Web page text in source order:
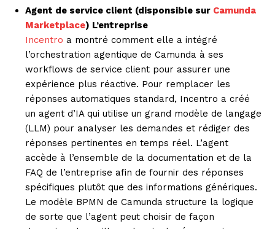
Agent de service client (disponsible sur Camunda
Marketplace) L’entreprise
Incentro a montré comment elle a intégré
l’orchestration agentique de Camunda à ses
workflows de service client pour assurer une
expérience plus réactive. Pour remplacer les
réponses automatiques standard, Incentro a créé
un agent d’IA qui utilise un grand modèle de langage
(LLM) pour analyser les demandes et rédiger des
réponses pertinentes en temps réel. L’agent
accède à l’ensemble de la documentation et de la
FAQ de l’entreprise afin de fournir des réponses
spécifiques plutôt que des informations génériques.
Le modèle BPMN de Camunda structure la logique
de sorte que l’agent peut choisir de façon